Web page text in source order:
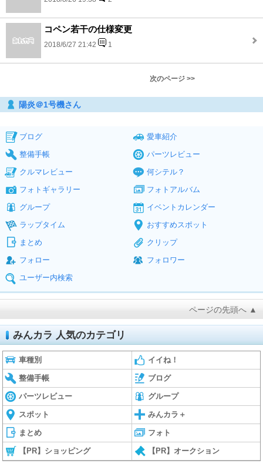
コペン若干の仕様変更
2018/6/27 21:42 1
次のページ >>
陽炎＠1号機さん
ブログ
愛車紹介
整備手帳
パーツレビュー
クルマレビュー
何シテル？
フォトギャラリー
フォトアルバム
グループ
イベントカレンダー
ラップタイム
おすすめスポット
まとめ
クリップ
フォロー
フォロワー
ユーザー内検索
ページの先頭へ ▲
みんカラ 人気のカテゴリ
車種別 イイね！
整備手帳 ブログ
パーツレビュー グループ
スポット みんカラ＋
まとめ フォト
【PR】ショッピング 【PR】オークション